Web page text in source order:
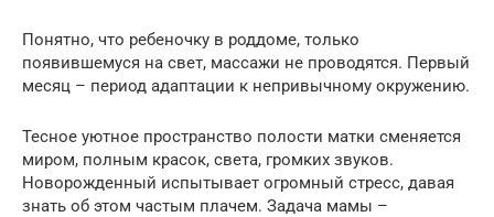
Понятно, что ребеночку в роддоме, только
появившемуся на свет, массажи не проводятся. Первый
месяц – период адаптации к непривычному окружению.
Тесное уютное пространство полости матки сменяется
миром, полным красок, света, громких звуков.
Новорожденный испытывает огромный стресс, давая
знать об этом частым плачем. Задача мамы –